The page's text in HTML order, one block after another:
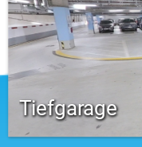
Tiefgarage